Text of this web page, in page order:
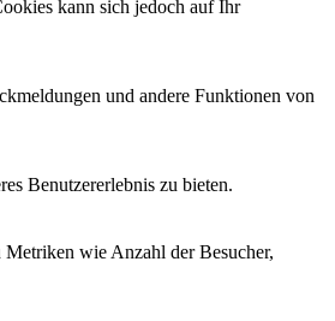
kann sich jedoch auf Ihr
und andere Funktionen von
Benutzererlebnis zu bieten.
wie Anzahl der Besucher,